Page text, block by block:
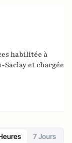
habilitée à
et chargée
7 Jours